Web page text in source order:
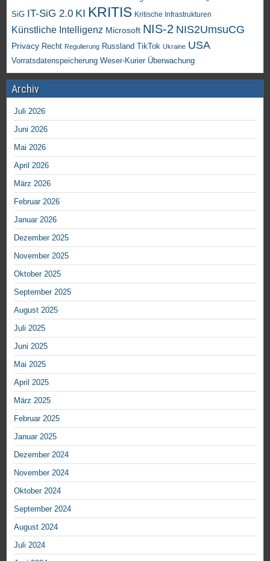
SiG IT-SiG 2.0 KI KRITIS Kritische Infrastrukturen
Künstliche Intelligenz Microsoft NIS-2 NIS2UmsuCG
Privacy Recht Regulierung Russland TikTok Ukraine USA
Vorratsdatenspeicherung Weser-Kurier Überwachung
Archiv
Juli 2026
Juni 2026
Mai 2026
April 2026
März 2026
Februar 2026
Januar 2026
Dezember 2025
November 2025
Oktober 2025
September 2025
August 2025
Juli 2025
Juni 2025
Mai 2025
April 2025
März 2025
Februar 2025
Januar 2025
Dezember 2024
November 2024
Oktober 2024
September 2024
August 2024
Juli 2024